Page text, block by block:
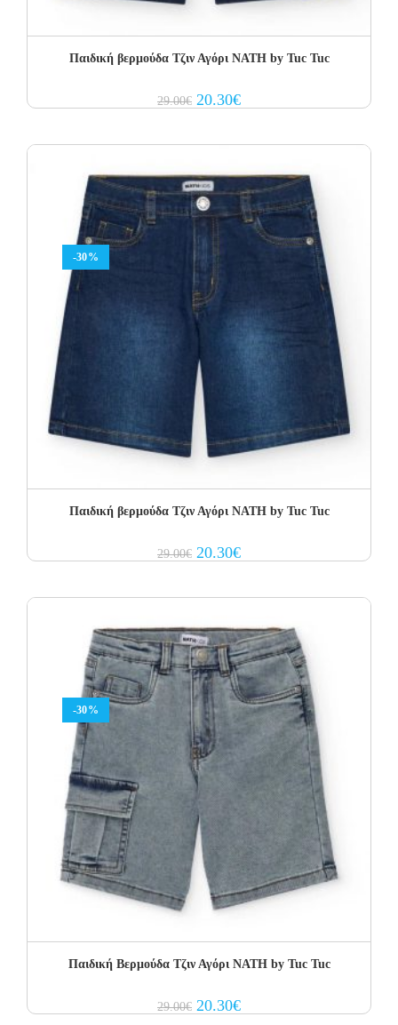
Παιδική βερμούδα Τζιν Αγόρι NATH by Tuc Tuc
29.00€ Original
price
20.30€Current
price
-30%
Παιδική βερμούδα Τζιν Αγόρι NATH by Tuc Tuc
29.00€ Original
price
20.30€Current
price
-30%
Παιδική Βερμούδα Τζιν Αγόρι NATH by Tuc Tuc
29.00€ Original
price
20.30€Current
price